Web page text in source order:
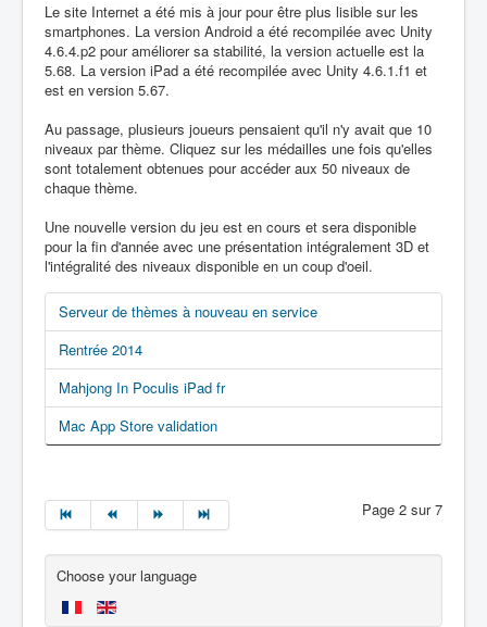
Le site Internet a été mis à jour pour être plus lisible sur les
smartphones. La version Android a été recompilée avec Unity
4.6.4.p2 pour améliorer sa stabilité, la version actuelle est la
5.68. La version iPad a été recompilée avec Unity 4.6.1.f1 et
est en version 5.67.
Au passage, plusieurs joueurs pensaient qu'il n'y avait que 10
niveaux par thème. Cliquez sur les médailles une fois qu'elles
sont totalement obtenues pour accéder aux 50 niveaux de
chaque thème.
Une nouvelle version du jeu est en cours et sera disponible
pour la fin d'année avec une présentation intégralement 3D et
l'intégralité des niveaux disponible en un coup d'oeil.
Serveur de thèmes à nouveau en service
Rentrée 2014
Mahjong In Poculis iPad fr
Mac App Store validation
Page 2 sur 7
Choose your language